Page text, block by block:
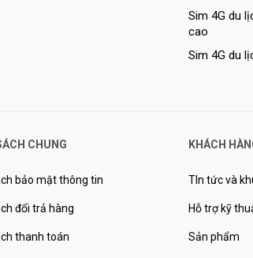
Sim 4G du
cao
Sim 4G du
CHUNG
bảo mật thông tin
đổi trả hàng
thanh toán
KHÁCH
TIn tức và
Hỗ trợ kỹ
Sản phẩm